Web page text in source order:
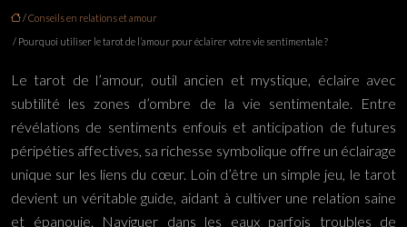
/Conseils en relations et amour
/ Pourquoi utiliser le tarot de l’amour pour éclairer votre vie sentimentale ?
Le tarot de l’amour, outil ancien et mystique, éclaire avec
subtilité les zones d’ombre de la vie sentimentale. Entre
révélations de sentiments enfouis et anticipation de futures
péripéties affectives, sa richesse symbolique offre un éclairage
unique sur les liens du cœur. Loin d’être un simple jeu, le tarot
devient un véritable guide, aidant à cultiver une relation saine
et épanouie. Naviguer dans les eaux parfois troubles de